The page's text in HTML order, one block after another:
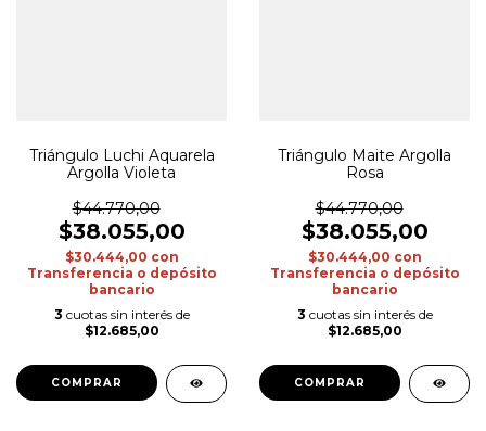
Triángulo Luchi Aquarela
Argolla Violeta
$44.770,00
$38.055,00
$30.444,00 con
Transferencia o depósito
bancario
3 cuotas sin interés de
$12.685,00
COMPRAR
Triángulo Maite Argolla
Rosa
$44.770,00
$38.055,00
$30.444,00 con
Transferencia o depósito
bancario
3 cuotas sin interés de
$12.685,00
COMPRAR